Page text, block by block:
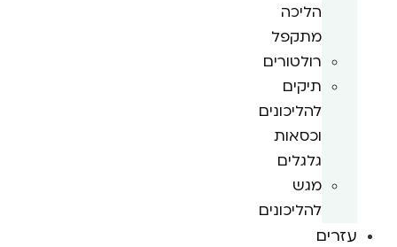
הליכה
מתקפל
רולטורים
תיקים
להליכונים
וכסאות
גלגלים
מגש
להליכונים
עזרים